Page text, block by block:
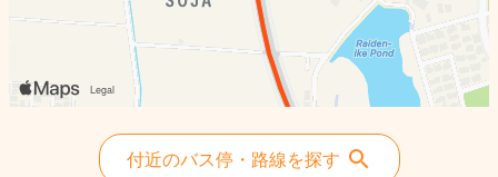
付近のバス停・路線を探す